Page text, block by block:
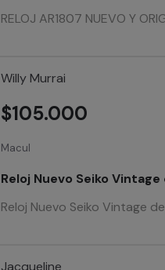
RELOJ AR1807 NUEVO Y
Willy Murrai
Macul
Reloj Nuevo Seiko
Reloj Nuevo Seiko Vintage
$105.000
Jacqueline